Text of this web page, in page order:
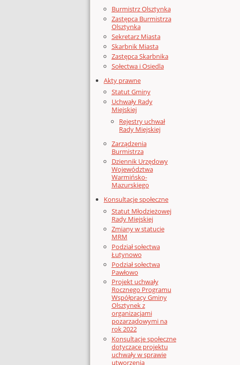
Burmistrz Olsztynka
Zastępca Burmistrza
Olsztynka
Sekretarz Miasta
Skarbnik Miasta
Zastępca Skarbnika
Sołectwa i Osiedla
Akty prawne
Statut Gminy
Uchwały Rady
Miejskiej
Rejestry uchwał
Rady Miejskiej
Zarządzenia
Burmistrza
Dziennik Urzędowy
Województwa
Warmińsko-
Mazurskiego
Konsultacje społeczne
Statut Młodzieżowej
Rady Miejskiej
Zmiany w statucie
MRM
Podział sołectwa
Łutynowo
Podział sołectwa
Pawłowo
Projekt uchwały
Rocznego Programu
Współpracy Gminy
Olsztynek z
organizacjami
pozarządowymi na
rok 2022
Konsultacje społeczne
dotyczące projektu
uchwały w sprawie
utworzenia